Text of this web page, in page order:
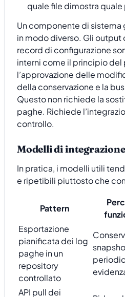
quale file dimostra quale
Un componente di
in modo diverso. Gli output
record di configurazione
interni come il principio del
l’approvazione delle
della conservazione e la
Questo non richiede la
paghe. Richiede
controllo.
Modelli di
In pratica, i modelli utili
e ripetibili piuttosto che
Pattern
Esportazione
pianificata dei log
paghe in un
repository
controllato
API pull dei